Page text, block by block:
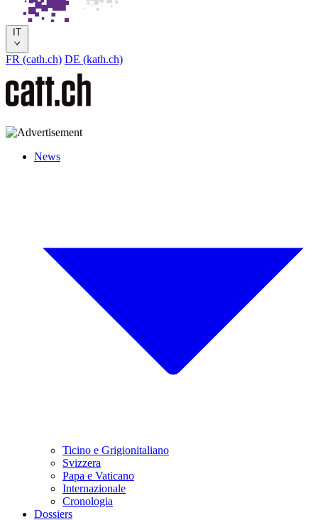
IT
FR (cath.ch) DE (kath.ch)
News
Ticino e Grigionitaliano
Svizzera
Papa e Vaticano
Internazionale
Cronologia
Dossiers